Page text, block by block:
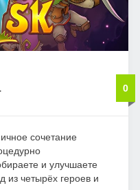
0
сочетание
и улучшаете
из четырёх героев и